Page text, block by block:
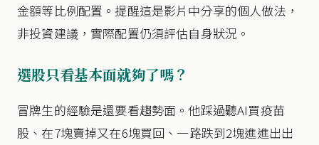
金額等比例配置。提醒這是影片中分享的個人做法，
非投資建議，實際配置仍須評估自身狀況。
選股只看基本面就夠了嗎？
冒牌生的經驗是還要看趨勢面。他踩過聽AI買疫苗
股、在7塊賣掉又在6塊買回、一路跌到2塊進進出出